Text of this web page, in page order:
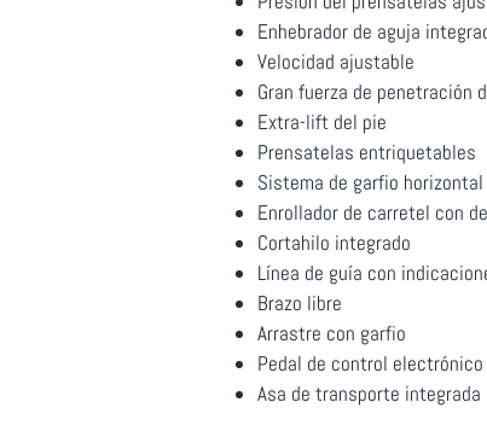
Enhebrador de aguja
Velocidad ajustable
Gran fuerza de penetración
Extra-lift del pie
Prensatelas entriquetables
Sistema de garfio
Enrollador de carretel con
Cortahilo integrado
Línea de guía con
Brazo libre
Arrastre con garfio
Pedal de control electrónico
Asa de transporte integrada